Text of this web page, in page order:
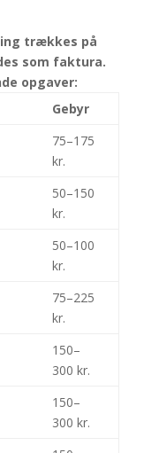
trækkes på
som faktura.
opgaver:
Gebyr
75–175
kr.
50–150
kr.
50–100
kr.
75–225
kr.
150–
300 kr.
150–
300 kr.